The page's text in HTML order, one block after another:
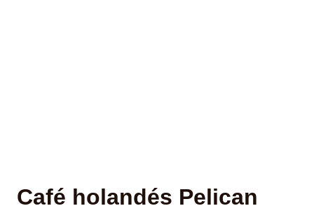
Café holandés Pelican